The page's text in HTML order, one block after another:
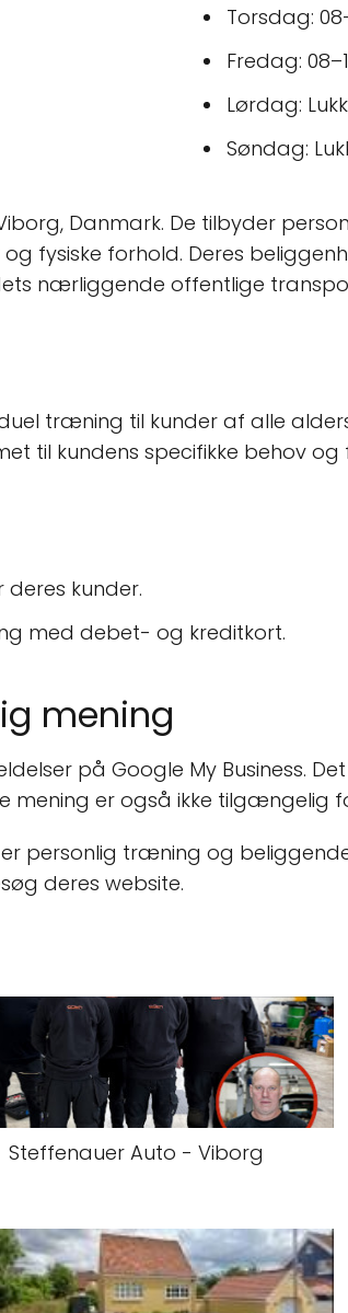
Torsdag:
Fredag:
Lørdag:
Søndag:
Danmark. De tilbyder
fysiske forhold. Deres
nærliggende offentlige
træning til kunder af alle
til kundens specifikke behov og
deres kunder.
med debet- og kreditkort.
mening
på Google My Business.
mening er også ikke tilgængelig
personlig træning og
deres website.
Steffenauer Auto - Viborg